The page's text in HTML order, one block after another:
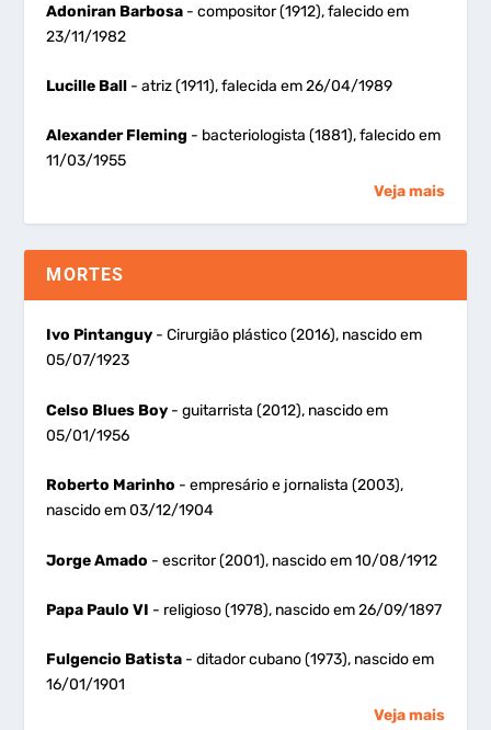
Adoniran Barbosa - compositor (1912), falecido em
23/11/1982
Lucille Ball - atriz (1911), falecida em 26/04/1989
Alexander Fleming - bacteriologista (1881), falecido em
11/03/1955
Veja mais
MORTES
Ivo Pintanguy - Cirurgião plástico (2016), nascido em
05/07/1923
Celso Blues Boy - guitarrista (2012), nascido em
05/01/1956
Roberto Marinho - empresário e jornalista (2003),
nascido em 03/12/1904
Jorge Amado - escritor (2001), nascido em 10/08/1912
Papa Paulo VI - religioso (1978), nascido em 26/09/1897
Fulgencio Batista - ditador cubano (1973), nascido em
16/01/1901
Veja mais